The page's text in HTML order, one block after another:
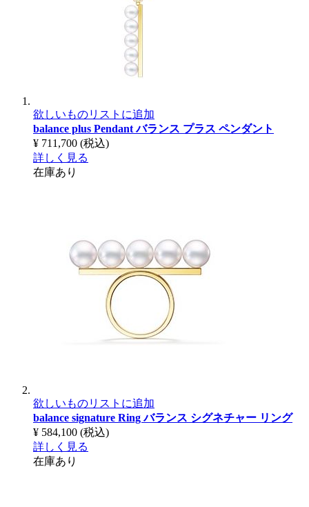
欲しいものリストに追加
balance plus Pendantバランス プラス ペンダント
¥ 711,700 (税込)
詳しく見る
在庫あり
欲しいものリストに追加
balance signature Ringバランス シグネチャー リング
¥ 584,100 (税込)
詳しく見る
在庫あり